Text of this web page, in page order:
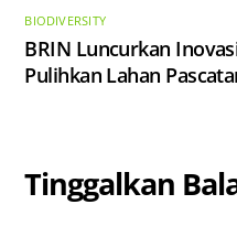
BIODIVERSITY
​BRIN Luncurkan
Pulihkan Lahan
Tinggalkan